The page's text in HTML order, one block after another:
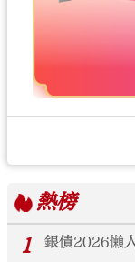
熱榜
1
銀債2026懶